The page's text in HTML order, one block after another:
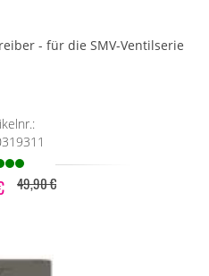
- für die SMV-Ventilserie
49,90 €